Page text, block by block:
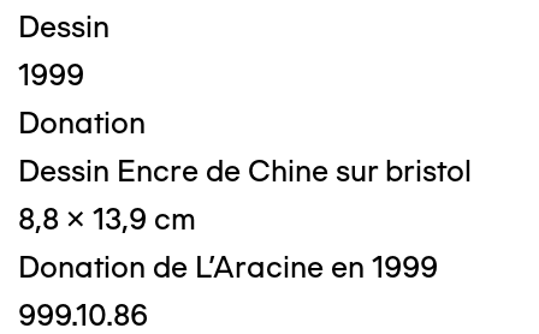
Dessin
1999
Donation
Dessin Encre de Chine sur bristol
8,8 x 13,9 cm
Donation de L'Aracine en 1999
999.10.86